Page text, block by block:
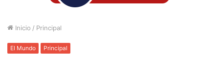
Inicio / Principal
El Mundo Principal